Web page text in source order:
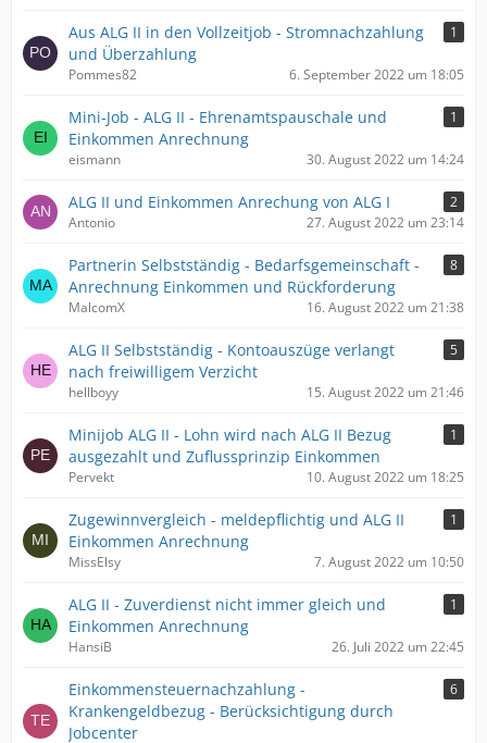
Aus ALG II in den Vollzeitjob - Stromnachzahlung
und Überzahlung
1
Pommes82 6. September 2022 um 18:05
Mini-Job - ALG II - Ehrenamtspauschale und
Einkommen Anrechnung
1
eismann 30. August 2022 um 14:24
ALG II und Einkommen Anrechung von ALG I
2
Antonio
27. August 2022 um 23:14
Partnerin Selbstständig - Bedarfsgemeinschaft -
Anrechnung Einkommen und Rückforderung
8
MalcomX 16. August 2022 um 21:38
ALG II Selbstständig - Kontoauszüge verlangt
nach freiwilligem Verzicht
5
hellboyy 15. August 2022 um 21:46
Minijob ALG II - Lohn wird nach ALG II Bezug
ausgezahlt und Zuflussprinzip Einkommen
1
Pervekt 10. August 2022 um 18:25
Zugewinnvergleich - meldepflichtig und ALG II
Einkommen Anrechnung
1
MissElsy 7. August 2022 um 10:50
ALG II - Zuverdienst nicht immer gleich und
Einkommen Anrechnung
1
HansiB 26. Juli 2022 um 22:45
Einkommensteuernachzahlung -
Krankengeldbezug - Berücksichtigung durch
Jobcenter
6